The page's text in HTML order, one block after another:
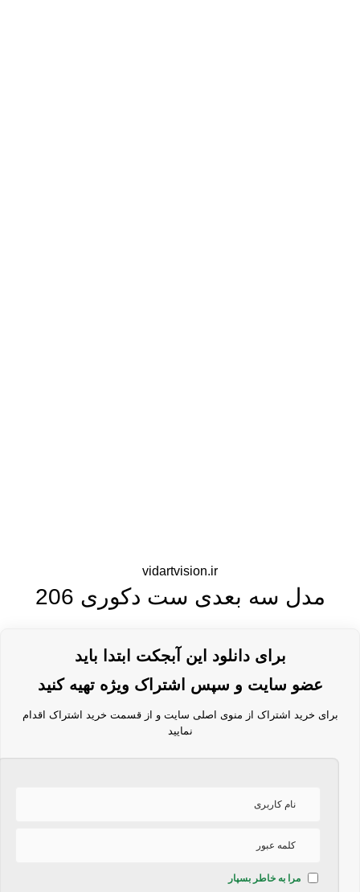
vidartvision.ir
مدل سه بعدی ست دکوری 206
برای دانلود این آبجکت ابتدا باید
عضو سایت و سپس اشتراک ویژه تهیه کنید
برای خرید اشتراک از منوی اصلی سایت و از قسمت خرید اشتراک اقدام
نمایید
مرا به خاطر بسپار